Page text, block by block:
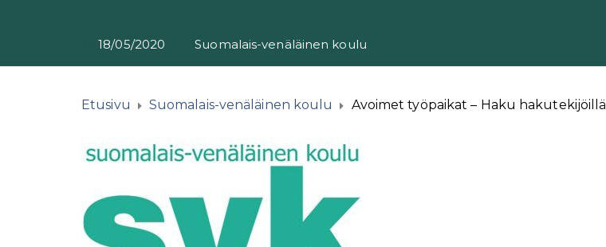
18/05/2020 Suomalais-venäläinen koulu
Etusivu Suomalais-venäläinen koulu Avoimet työpaikat – Haku hakutekijöillä